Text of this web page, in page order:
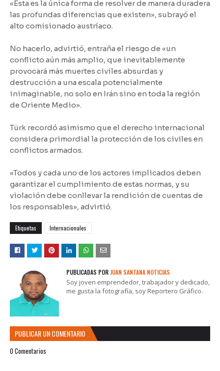
«Esta es la única forma de resolver de manera duradera
las profundas diferencias que existen», subrayó el
alto comisionado austríaco.
No hacerlo, advirtió, entraña el riesgo de «un
conflicto aún más amplio, que inevitablemente
provocará más muertes civiles absurdas y
destrucción a una escala potencialmente
inimaginable, no solo en Irán sino en toda la región
de Oriente Medio».
Türk recordó asimismo que el derecho internacional
considera primordial la protección de los civiles en
conflictos armados.
«Todos y cada uno de los actores implicados deben
garantizar el cumplimiento de estas normas, y su
violación debe conllevar la rendición de cuentas de
los responsables», advirtió.
Etiquetas Internacionales
PUBLICADAS PORJUAN SANTANA NOTICIAS
Soy joven emprendedor, trabajador y dedicado,
me gusta la fotografía, soy Reportero Gráfico.
PUBLICAR UN COMENTARIO
0 Comentarios